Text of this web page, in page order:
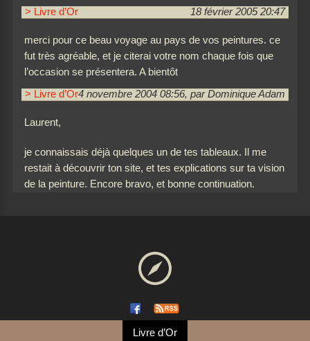
> Livre d’Or 18 février 2005 20:47
merci pour ce beau voyage au pays de vos peintures. ce
fut très agréable, et je citerai votre nom chaque fois que
l’occasion se présentera. A bientôt
> Livre d’Or4 novembre 2004 08:56, par Dominique Adam
Laurent,
je connaissais déjà quelques un de tes tableaux. Il me
restait à découvrir ton site, et tes explications sur ta vision
de la peinture. Encore bravo, et bonne continuation.
Livre d’Or